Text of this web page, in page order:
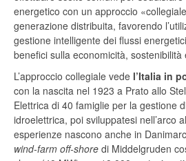
energetico con un approccio
generazione distribuita, favorendo
gestione intelligente dei flussi
benefici sulla economicità,
L’approccio collegiale vede l’Italia in
con la nascita nel 1923 a Prato allo
Elettrica di 40 famiglie per la gestione
idroelettrica, poi sviluppatesi nell’arco
esperienze nascono anche in
wind-farm off-shore di Middelgruden